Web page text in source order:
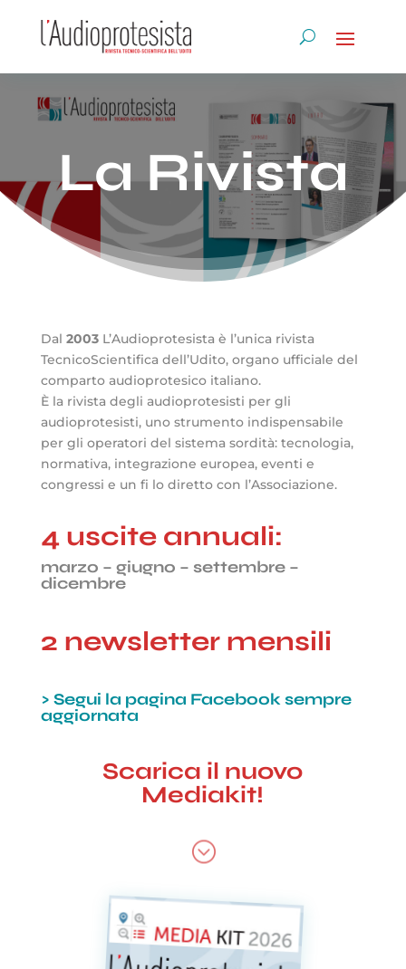
La Rivista
Dal 2003L’Audioprotesista è l’unica rivista
TecnicoScientifica dell’Udito, organo ufficiale del
comparto audioprotesico italiano.
È la rivista degli audioprotesisti per gli
audioprotesisti, uno strumento indispensabile
per gli operatori del sistema sordità: tecnologia,
normativa, integrazione europea, eventi e
congressi e un fi lo diretto con l’Associazione.
4 uscite annuali:
marzo – giugno – settembre –
dicembre
2 newsletter mensili
> Segui la pagina Facebook sempre
aggiornata
Scarica il nuovo
Mediakit!
;